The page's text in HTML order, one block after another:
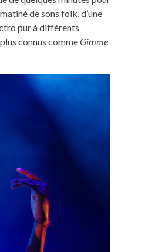
de sons folk, d’une
pur à différents
connus commeGimme